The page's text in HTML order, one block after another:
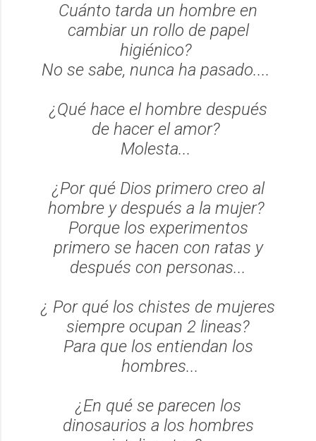
Cuánto tarda un hombre en
cambiar un rollo de papel
higiénico?
No se sabe, nunca ha pasado....
¿Qué hace el hombre después
de hacer el amor?
Molesta...
¿Por qué Dios primero creo al
hombre y después a la mujer?
Porque los experimentos
primero se hacen con ratas y
después con personas...
¿ Por qué los chistes de mujeres
siempre ocupan 2 lineas?
Para que los entiendan los
hombres...
¿En qué se parecen los
dinosaurios a los hombres